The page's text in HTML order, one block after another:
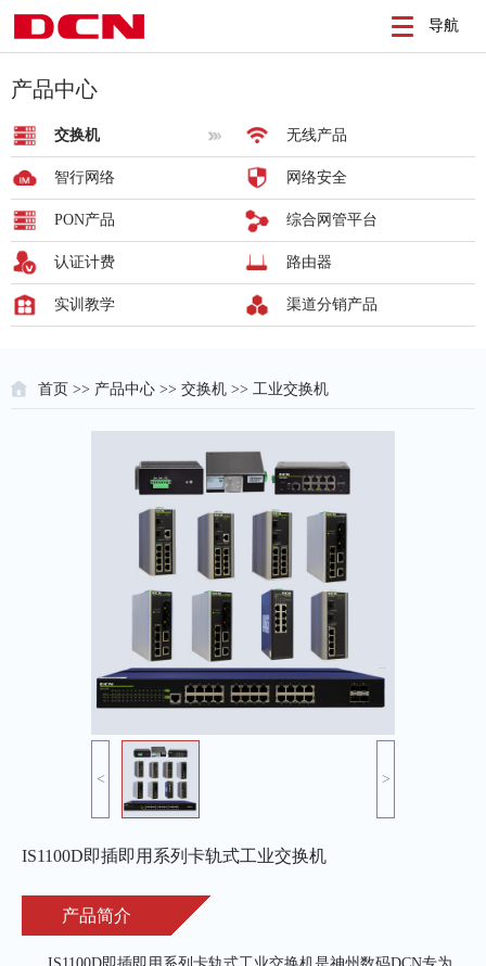
导航
产品中心
交换机 无线产品
智行网络 网络安全
PON产品 综合网管平台
认证计费 路由器
实训教学 渠道分销产品
首页 >> 产品中心 >> 交换机 >> 工业交换机
< >
IS1100D即插即用系列卡轨式工业交换机
产品简介